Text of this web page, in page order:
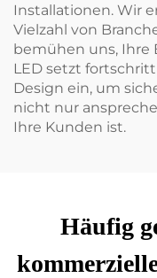
Installationen. Wir
Vielzahl von
bemühen uns, Ihre
LED setzt
Design ein, um
nicht nur
Ihre Kunden ist.
Häufig